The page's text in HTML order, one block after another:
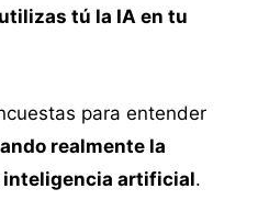
tú la IA en tu
para entender
realmente la
artificial.